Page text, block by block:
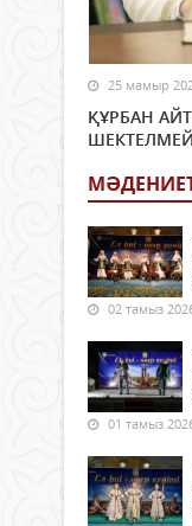
25 мамыр
ҚҰРБАН
02 тамыз
01 тамыз